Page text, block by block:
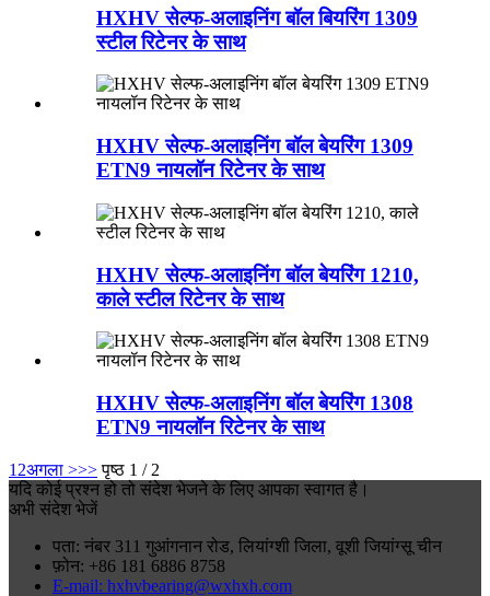
HXHV सेल्फ-अलाइनिंग बॉल बियरिंग 1309
स्टील रिटेनर के साथ
HXHV सेल्फ-अलाइनिंग बॉल बेयरिंग 1309
ETN9 नायलॉन रिटेनर के साथ
HXHV सेल्फ-अलाइनिंग बॉल बेयरिंग 1210,
काले स्टील रिटेनर के साथ
HXHV सेल्फ-अलाइनिंग बॉल बेयरिंग 1308
ETN9 नायलॉन रिटेनर के साथ
1 2अगला >>> पृष्ठ 1 / 2
यदि कोई प्रश्न हो तो संदेश भेजने के लिए आपका स्वागत है।
अभी संदेश भेजें
पता: नंबर 311 गुआंगनान रोड, लियांग्शी जिला, वूशी जियांग्सू चीन
फ़ोन: +86 181 6886 8758
E-mail: hxhvbearing@wxhxh.com